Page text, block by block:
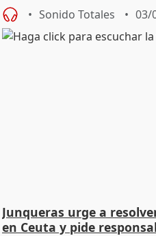
Sonido Totales 03/
Junqueras urge a
en Ceuta y pide